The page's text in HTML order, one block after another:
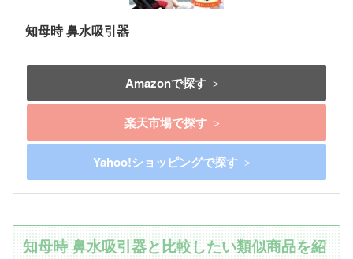
知母時 鼻水吸引器
Amazonで探す
楽天市場で探す
Yahoo!ショッピングで探す
知母時 鼻水吸引器と比較したい類似商品を紹